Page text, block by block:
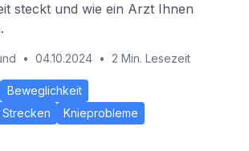
steckt und wie ein Arzt Ihnen
• 04.10.2024 • 2 Min. Lesezeit
Beweglichkeit
Knieprobleme